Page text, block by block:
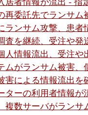
居者情報が流出 - 指
再委託先でランサ
ランサム攻撃、患
査を継続、受注や発
人情報流出、受注や
ムがランサム被害
害による情報流出
ターの利用者情報が
複数サーバがランサ